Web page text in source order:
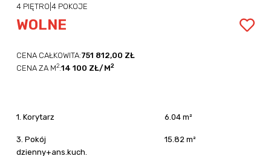
4 PIĘTRO 4 POKOJE
WOLNE
CENA CAŁKOWITA:751 812,00 ZŁ
CENA ZA M2:14 100 ZŁ/M2
1. Korytarz 6.04 m²
3. Pokój
dzienny+ans.kuch.
15.82 m²